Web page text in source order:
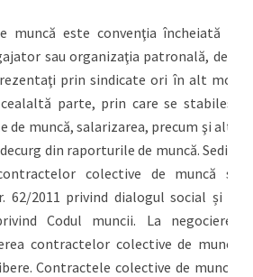
muncă este convenţia încheiată în
sau organizaţia patronală, de o
prin sindicate ori în alt mod
parte, prin care se stabilesc
muncă, salarizarea, precum şi alte
din raporturile de muncă. Sediul
colective de muncă se
62/2011 privind dialogul social și în
Codul muncii. La negocierea
contractelor colective de muncă
Contractele colective de muncă,